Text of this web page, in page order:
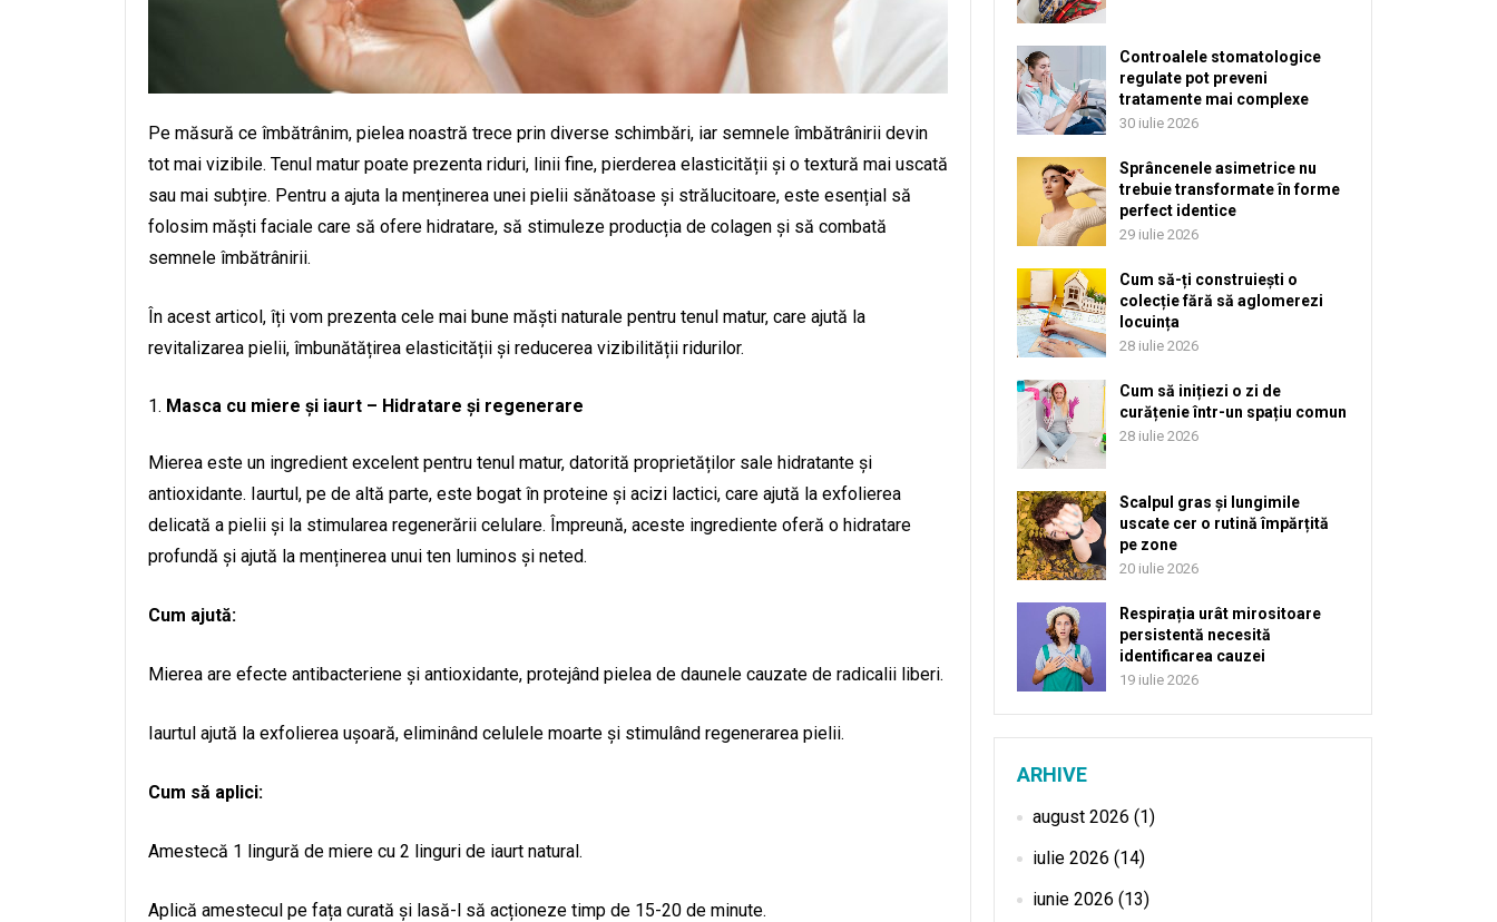
Pe măsură ce îmbătrânim, pielea noastră trece prin diverse schimbări, iar semnele îmbătrânirii devin
tot mai vizibile. Tenul matur poate prezenta riduri, linii fine, pierderea elasticității și o textură mai uscată
sau mai subțire. Pentru a ajuta la menținerea unei pielii sănătoase și strălucitoare, este esențial să
folosim măști faciale care să ofere hidratare, să stimuleze producția de colagen și să combată
semnele îmbătrânirii.
În acest articol, îți vom prezenta cele mai bune măști naturale pentru tenul matur, care ajută la
revitalizarea pielii, îmbunătățirea elasticității și reducerea vizibilității ridurilor.
Masca cu miere și iaurt – Hidratare și regenerare
Mierea este un ingredient excelent pentru tenul matur, datorită proprietăților sale hidratante și
antioxidante. Iaurtul, pe de altă parte, este bogat în proteine și acizi lactici, care ajută la exfolierea
delicată a pielii și la stimularea regenerării celulare. Împreună, aceste ingrediente oferă o hidratare
profundă și ajută la menținerea unui ten luminos și neted.
Cum ajută:
Mierea are efecte antibacteriene și antioxidante, protejând pielea de daunele cauzate de radicalii liberi.
Iaurtul ajută la exfolierea ușoară, eliminând celulele moarte și stimulând regenerarea pielii.
Cum să aplici:
Amestecă 1 lingură de miere cu 2 linguri de iaurt natural.
Aplică amestecul pe fața curată și lasă-l să acționeze timp de 15-20 de minute.
Controalele stomatologice
regulate pot preveni
tratamente mai complexe
30 iulie 2026
Sprâncenele asimetrice nu
trebuie transformate în forme
perfect identice
29 iulie 2026
Cum să-ți construiești o
colecție fără să aglomerezi
locuința
28 iulie 2026
Cum să inițiezi o zi de
curățenie într-un spațiu comun
28 iulie 2026
Scalpul gras și lungimile
uscate cer o rutină împărțită
pe zone
20 iulie 2026
Respirația urât mirositoare
persistentă necesită
identificarea cauzei
19 iulie 2026
ARHIVE
august 2026 (1)
iulie 2026 (14)
iunie 2026 (13)